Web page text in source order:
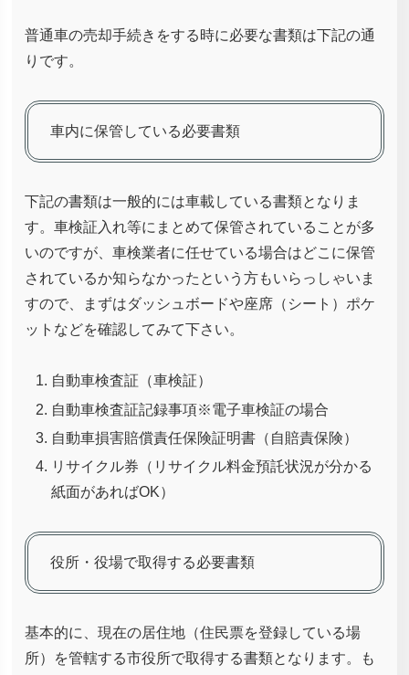
普通車の売却手続きをする時に必要な書類は下記の通
りです。
車内に保管している必要書類
下記の書類は一般的には車載している書類となりま
す。車検証入れ等にまとめて保管されていることが多
いのですが、車検業者に任せている場合はどこに保管
されているか知らなかったという方もいらっしゃいま
すので、まずはダッシュボードや座席（シート）ポケ
ットなどを確認してみて下さい。
自動車検査証（車検証）
自動車検査証記録事項※電子車検証の場合
自動車損害賠償責任保険証明書（自賠責保険）
リサイクル券（リサイクル料金預託状況が分かる
紙面があればOK）
役所・役場で取得する必要書類
基本的に、現在の居住地（住民票を登録している場
所）を管轄する市役所で取得する書類となります。も